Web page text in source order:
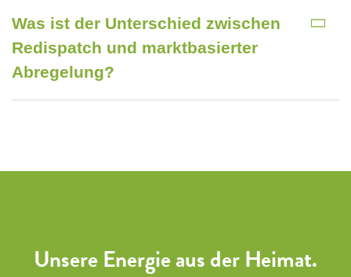
Was ist der Unterschied zwischen
Redispatch und marktbasierter
Abregelung?
Unsere Energie aus der Heimat.